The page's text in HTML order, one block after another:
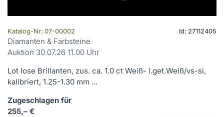
Katalog-Nr: 07-00002 Id: 27112405
Diamanten & Farbsteine
Auktion 30.07.26 11.00 Uhr
Lot lose Brillanten, zus. ca. 1.0 ct Weiß- l.get.Weiß/vs-si,
kalibriert, 1.25-1.30 mm ...
Zugeschlagen für
255,– €